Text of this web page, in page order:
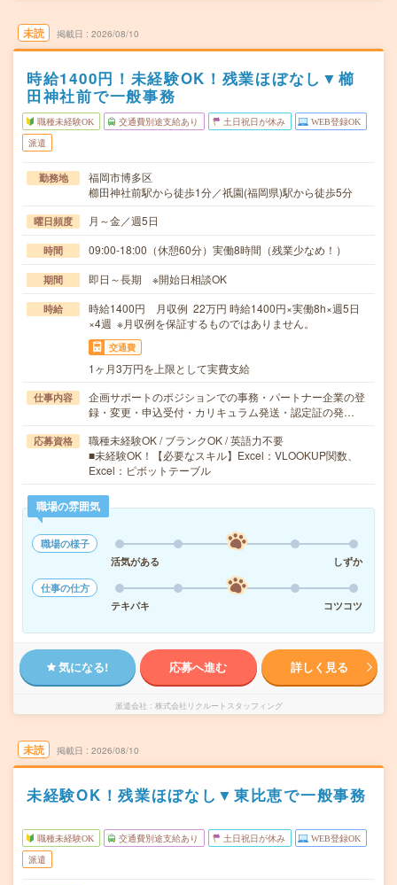
未読 掲載日 2026/08/10
時給1400円！未経験OK！残業ほぼなし▼櫛
田神社前で一般事務
職種未経験OK 交通費別途支給あり 土日祝日が休み WEB登録OK
派遣
勤務地
福岡市博多区
櫛田神社前駅から徒歩1分／祇園(福岡県)駅から徒歩5分
曜日頻度 月～金／週5日
時間 09:00-18:00（休憩60分）実働8時間（残業少なめ！）
期間 即日～長期 ※開始日相談OK
時給
時給1400円 月収例 22万円 時給1400円×実働8h×週5日
×4週 ※月収例を保証するものではありません。
交通費
1ヶ月3万円を上限として実費支給
仕事内容
企画サポートのポジションでの事務・パートナー企業の登
録・変更・申込受付・カリキュラム発送・認定証の発…
応募資格
職種未経験OK / ブランクOK / 英語力不要
■未経験OK！【必要なスキル】Excel：VLOOKUP関数、
Excel：ピボットテーブル
職場の雰囲気
職場の様子
活気がある
しずか
仕事の仕方
テキパキ
コツコツ
気になる! 応募へ進む 詳しく見る
派遣会社 株式会社リクルートスタッフィング
未読 掲載日 2026/08/10
未経験OK！残業ほぼなし▼東比恵で一般事務
職種未経験OK 交通費別途支給あり 土日祝日が休み WEB登録OK
派遣